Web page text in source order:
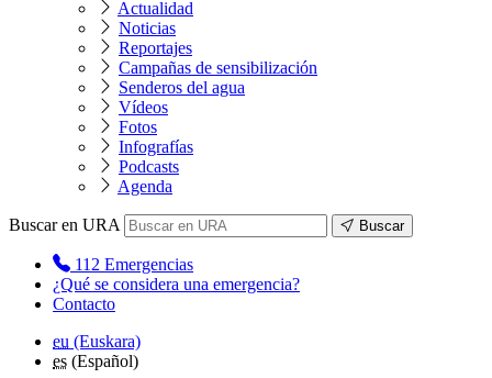
Actualidad
Noticias
Reportajes
Campañas de sensibilización
Senderos del agua
Vídeos
Fotos
Infografías
Podcasts
Agenda
Buscar en URA Buscar
112 Emergencias
¿Qué se considera una emergencia?
Contacto
eu (Euskara)
es (Español)